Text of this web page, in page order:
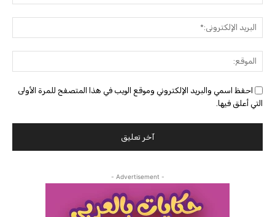
احفظ اسمي والبريد الإلكتروني وموقع الويب في هذا المتصفح للمرة الأولى
التي أعلق فيها.
- Advertisement -